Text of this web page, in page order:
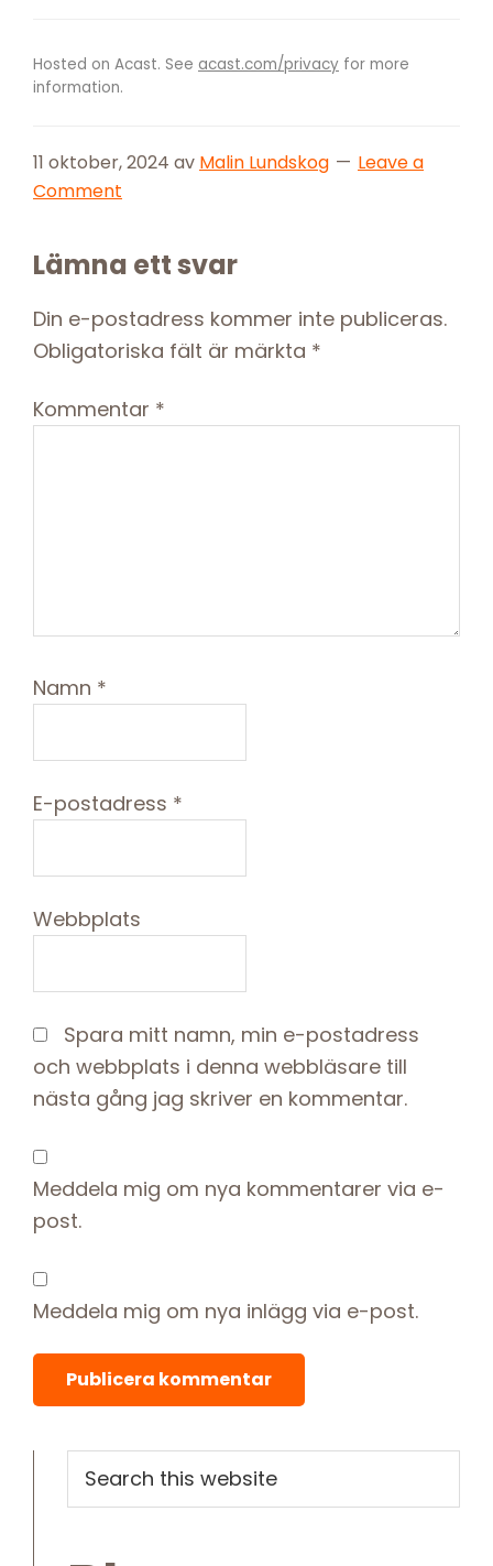
Hosted on Acast. See acast.com/privacy for more
information.
11 oktober, 2024 av Malin Lundskog
Leave a
Comment
Reader
Interactions
Lämna ett svar
Din e-postadress kommer inte publiceras.
Obligatoriska fält är märkta *
Kommentar *
Namn *
E-postadress *
Webbplats
Spara mitt namn, min e-postadress
och webbplats i denna webbläsare till
nästa gång jag skriver en kommentar.
Meddela mig om nya kommentarer via e-
post.
Meddela mig om nya inlägg via e-post.
Primary
Sidebar
this
website